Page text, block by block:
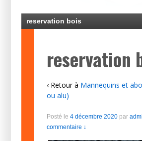
reservation bois
reservation
‹ Retour à Mannequins et
ou alu)
Posté le 4 décembre 2020par
commentaire ↓